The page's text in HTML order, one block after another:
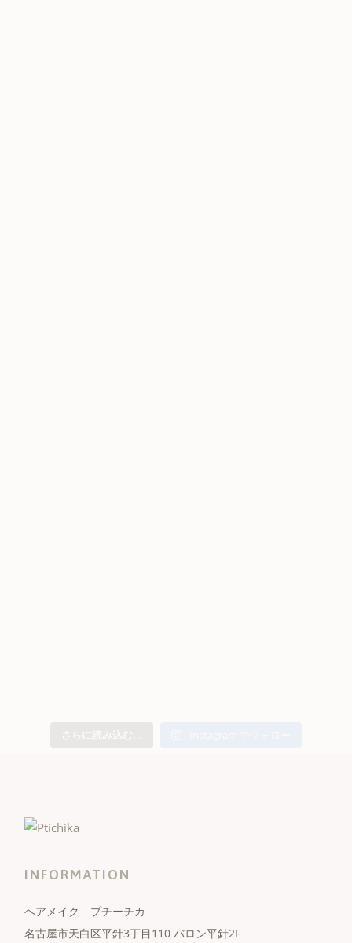
INFORMATION
ヘアメイク プチーチカ
名古屋市天白区平針3丁目110 バロン平針2F